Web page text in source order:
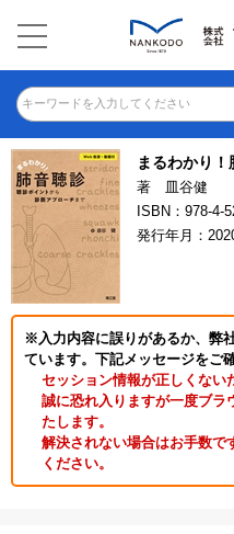
キーワードを入力してください
まるわかり！
著 皿谷健
ISBN：978-4-
発行年月：
※入力内容に誤りがあるか、弊
ています。下記メッセージをご
セッション情報が正しくない
誠に恐れ入りますが一度ブラ
たします。
解決されない場合はお手数で
ください。